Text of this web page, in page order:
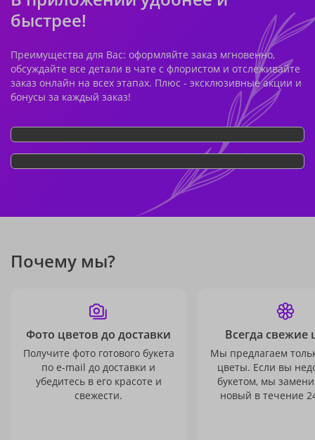
быстрее!
Преимущества для Вас: оформляйте заказ мгновенно,
обсуждайте все детали в чате с флористом и отслеживайте
заказ онлайн на всех этапах. Плюс - эксклюзивные акции и
бонусы за каждый заказ!
Почему мы?
Фото цветов до доставки
Получите фото готового букета
по e-mail до доставки и
убедитесь в его красоте и
свежести.
Всегда свежие
Мы предлагаем
цветы. Если вы
букетом, мы
новый в течение